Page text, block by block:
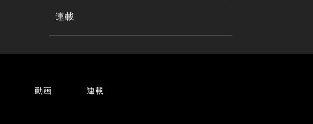
連載
動画 連載